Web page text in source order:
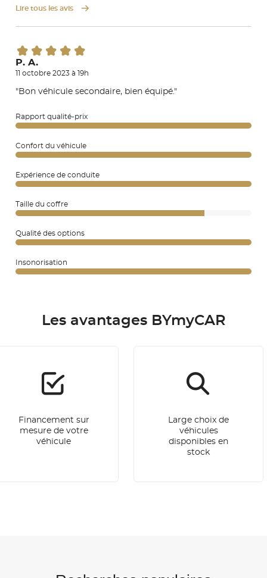
Lire tous les avis
P. A.
11 octobre 2023 à 19h
"Bon véhicule secondaire, bien équipé."
Rapport qualité-prix
Confort du véhicule
Expérience de conduite
Taille du coffre
Qualité des options
Insonorisation
Les avantages BYmyCAR
Financement sur
mesure de votre
véhicule
Large choix de
véhicules
disponibles en
stock